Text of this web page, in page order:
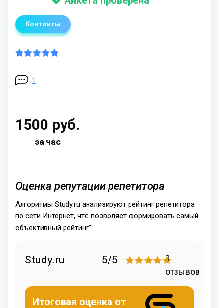
Контакты
1
1500 руб.
за час
Оценка репутации репетитора
Алгоритмы Study.ru анализируют рейтинг репетитора
по сети Интернет, что позволяет формировать самый
объективный рейтинг".
Study.ru 5/5
1
отзывов
Итоговая оценка от